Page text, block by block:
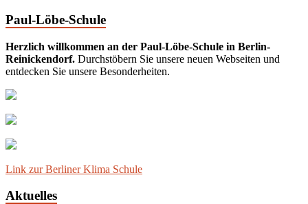
Paul-Löbe-Schule
Herzlich willkommen an der Paul-Löbe-Schule in Berlin-
Reinickendorf. Durchstöbern Sie unsere neuen Webseiten und
entdecken Sie unsere Besonderheiten.
Link zur Berliner Klima Schule
Aktuelles